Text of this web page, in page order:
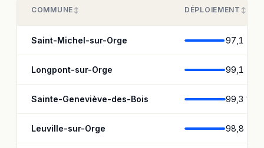
COMMUNE DÉPLOIEMENT
Saint-Michel-sur-Orge 97,1 %
Longpont-sur-Orge 99,1 %
Sainte-Geneviève-des-Bois 99,3 %
Leuville-sur-Orge 98,8 %